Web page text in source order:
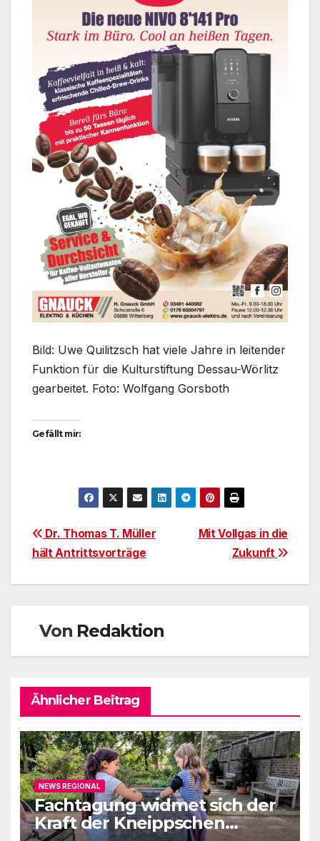
Bild: Uwe Quilitzsch hat viele Jahre in leitender
Funktion für die Kulturstiftung Dessau-Wörlitz
gearbeitet. Foto: Wolfgang Gorsboth
Gefällt mir:
BeitragsnavigationMit Vollgas in die
Zukunft
Dr. Thomas T. Müller
hält Antrittsvorträge
Von Redaktion
Ähnlicher Beitrag
NEWS REGIONAL
Fachtagung widmet sich der
Kraft der Kneippschen